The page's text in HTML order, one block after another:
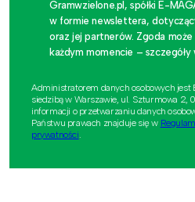
Gramwzielone.pl, spółki E-
w formie newslettera,
oraz jej partnerów. Zgoda
każdym momencie – szczegóły
Administratorem danych osobowych jest
siedzibą w Warszawie, ul. Szturmowa 2,
informacji o przetwarzaniu danych
Państwu prawach znajduje się w
prywatności.